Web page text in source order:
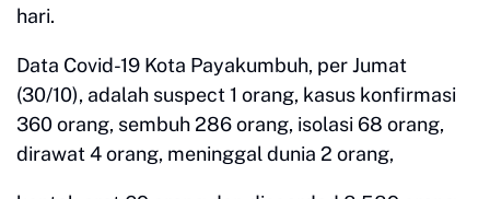
hari.
Data Covid-19 Kota Payakumbuh, per Jumat
(30/10), adalah suspect 1 orang, kasus konfirmasi
360 orang, sembuh 286 orang, isolasi 68 orang,
dirawat 4 orang, meninggal dunia 2 orang,